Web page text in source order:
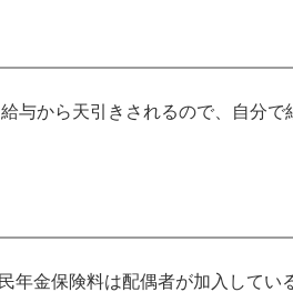
与から天引きされるので、自分で
年金保険料は配偶者が加入してい